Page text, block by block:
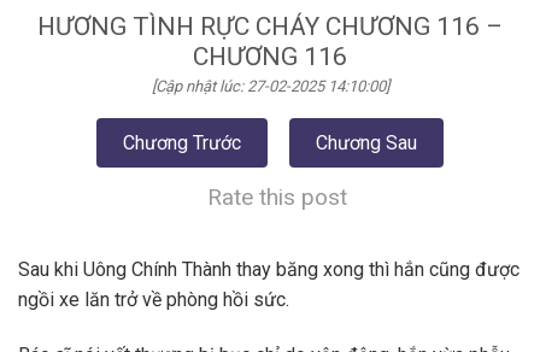
HƯƠNG TÌNH RỰC CHÁY CHƯƠNG 116 –
CHƯƠNG 116
[Cập nhật lúc: 27-02-2025 14:10:00]
Chương Trước Chương Sau
Rate this post
Sau khi Uông Chính Thành thay băng xong thì hắn cũng được
ngồi xe lăn trở về phòng hồi sức.